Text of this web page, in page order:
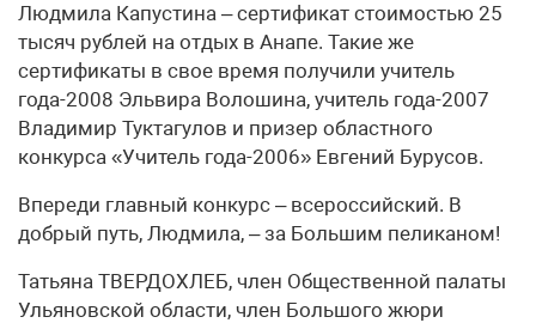
Людмила Капустина – сертификат стоимостью 25
тысяч рублей на отдых в Анапе. Такие же
сертификаты в свое время получили учитель
года-2008 Эльвира Волошина, учитель года-2007
Владимир Туктагулов и призер областного
конкурса «Учитель года-2006» Евгений Бурусов.
Впереди главный конкурс – всероссийский. В
добрый путь, Людмила, – за Большим пеликаном!
Татьяна ТВЕРДОХЛЕБ, член Общественной палаты
Ульяновской области, член Большого жюри